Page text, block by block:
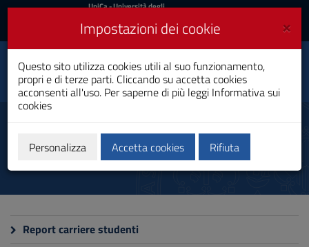
Vai
al
navigazione
sito
al
Footer
UniCa
Accedi
UniCa- Università degli
Accedi UniCA News
Toggle
navigation
Economia e Gestione
Aziendale
Laurea
Monitoraggio
Report carriere studenti
×
Impostazioni dei cookie
Questo sito utilizza cookies utili al suo funzionamento,
propri e di terze parti. Cliccando su accetta cookies
acconsenti all'uso. Per saperne di più leggi Informativa sui
cookies
Personalizza Accetta cookies Rifiuta